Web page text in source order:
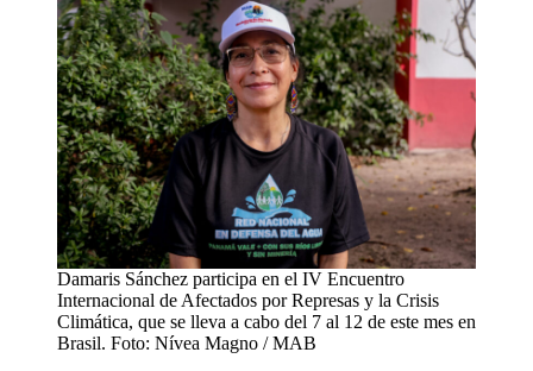
Damaris Sánchez participa en el IV Encuentro
Internacional de Afectados por Represas y la Crisis
Climática, que se lleva a cabo del 7 al 12 de este mes en
Brasil. Foto: Nívea Magno / MAB